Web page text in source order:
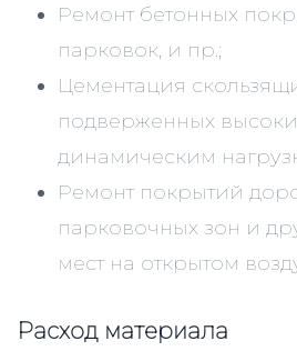
Ремонт бетонных
парковок, и пр.;
Цементация
подверженных
динамическим
Ремонт покрытий
парковочных зон и
мест на открытом
Расход материала